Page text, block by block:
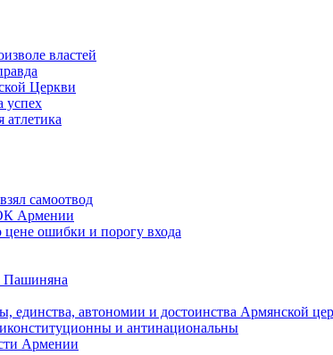
властей
Церкви
успех
атлетика
самоотвод
Армении
цене ошибки и порогу входа
Пашиняна
единства, автономии и достоинства Армянской
и антинациональны
Армении